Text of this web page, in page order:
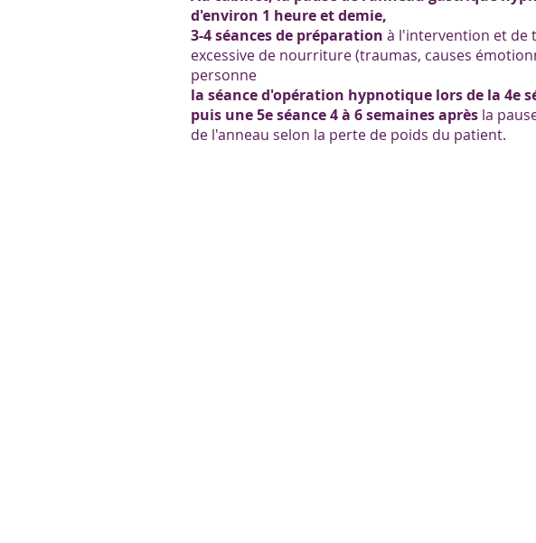
d'environ 1 heure et demie,
3-4 séances de préparation à l'intervention et de
excessive de nourriture (traumas, causes
personne
la séance d'opération hypnotique lors de la 4e
puis une 5e séance 4 à 6 semaines après la
de l'anneau selon la perte de poids du patient.